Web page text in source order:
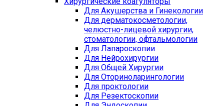
Для Акушерства и Гинекологии
Для дерматокосметологии,
челюстно-лицевой хирургии,
стоматологии, офтальмологии
Для Лапароскопии
Для Нейрохирургии
Для Общей Хирургии
Для Оториноларингологии
Для проктологии
Для Резектоскопии